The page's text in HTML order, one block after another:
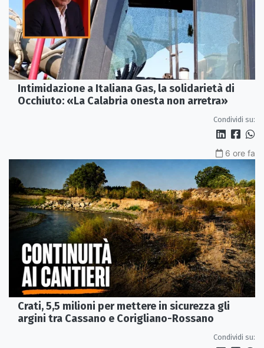
Intimidazione a Italiana Gas, la solidarietà di
Occhiuto: «La Calabria onesta non arretra»
Condividi su:
6 ore fa
Crati, 5,5 milioni per mettere in sicurezza gli
argini tra Cassano e Corigliano-Rossano
Condividi su: